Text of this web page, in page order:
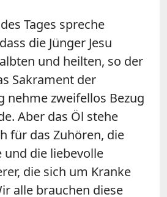
Tages spreche
die Jünger Jesu
und heilten, so der
Sakrament der
nehme zweifellos Bezug
Aber das Öl stehe
für das Zuhören, die
und die liebevolle
die sich um Kranke
alle brauchen diese